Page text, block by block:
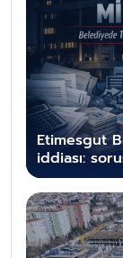
Etimesgut
iddiası: